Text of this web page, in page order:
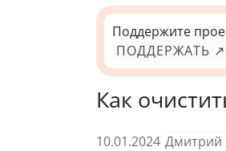
Поддержите
ПОДДЕРЖАТЬ ↗
Как
10.01.2024 Дмитрий